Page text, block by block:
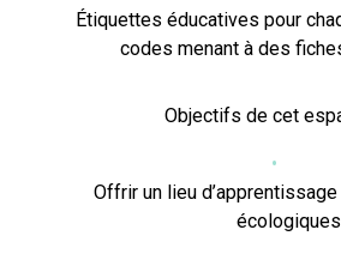
Étiquettes éducatives pour
codes menant à des
Objectifs de cet
Offrir un lieu
écologiques